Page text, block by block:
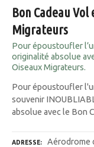
Bon Cadeau Vol
Migrateurs
Pour époustoufler
originalité absolue
Oiseaux Migrateurs.
Pour époustoufler
souvenir
absolue avec le Bon
ADRESSE Aérodrome